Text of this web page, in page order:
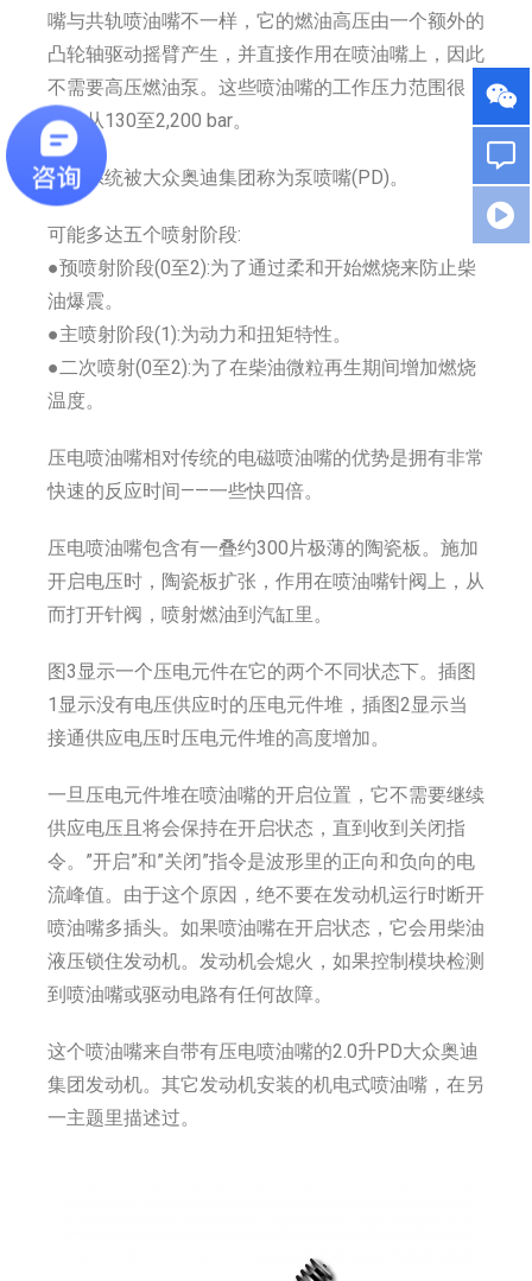
嘴与共轨喷油嘴不一样，它的燃油高压由一个额外的
凸轮轴驱动摇臂产生，并直接作用在喷油嘴上，因此
不需要高压燃油泵。这些喷油嘴的工作压力范围很
大，从130至2,200 bar。
这个系统被大众奥迪集团称为泵喷嘴(PD)。
可能多达五个喷射阶段:
●预喷射阶段(0至2):为了通过柔和开始燃烧来防止柴
油爆震。
●主喷射阶段(1):为动力和扭矩特性。
●二次喷射(0至2):为了在柴油微粒再生期间增加燃烧
温度。
压电喷油嘴相对传统的电磁喷油嘴的优势是拥有非常
快速的反应时间——一些快四倍。
压电喷油嘴包含有一叠约300片极薄的陶瓷板。施加
开启电压时，陶瓷板扩张，作用在喷油嘴针阀上，从
而打开针阀，喷射燃油到汽缸里。
图3显示一个压电元件在它的两个不同状态下。插图
1显示没有电压供应时的压电元件堆，插图2显示当
接通供应电压时压电元件堆的高度增加。
一旦压电元件堆在喷油嘴的开启位置，它不需要继续
供应电压且将会保持在开启状态，直到收到关闭指
令。”开启”和”关闭”指令是波形里的正向和负向的电
流峰值。由于这个原因，绝不要在发动机运行时断开
喷油嘴多插头。如果喷油嘴在开启状态，它会用柴油
液压锁住发动机。发动机会熄火，如果控制模块检测
到喷油嘴或驱动电路有任何故障。
这个喷油嘴来自带有压电喷油嘴的2.0升PD大众奥迪
集团发动机。其它发动机安装的机电式喷油嘴，在另
一主题里描述过。